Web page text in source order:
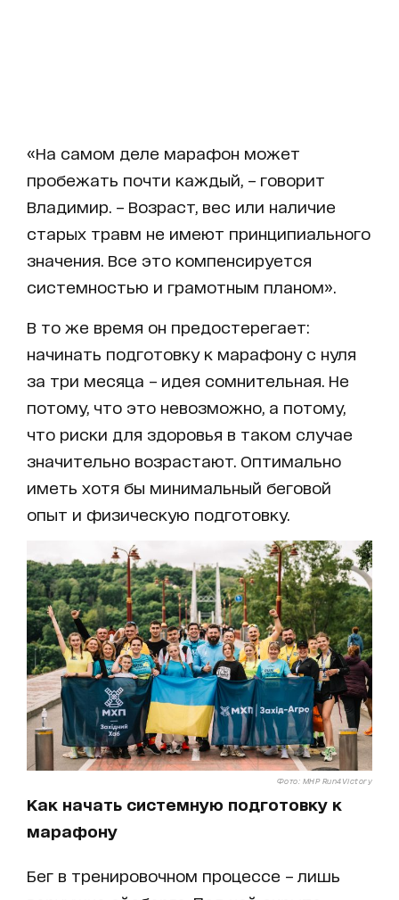
«На самом деле марафон может
пробежать почти каждый, – говорит
Владимир. – Возраст, вес или наличие
старых травм не имеют принципиального
значения. Все это компенсируется
системностью и грамотным планом».
В то же время он предостерегает:
начинать подготовку к марафону с нуля
за три месяца – идея сомнительная. Не
потому, что это невозможно, а потому,
что риски для здоровья в таком случае
значительно возрастают. Оптимально
иметь хотя бы минимальный беговой
опыт и физическую подготовку.
Фото: MHP Run4Victory
Как начать системную подготовку к
марафону
Бег в тренировочном процессе – лишь